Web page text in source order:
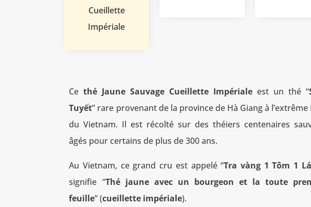
Cueillette
Impériale
Cethé Jaune Sauvage Cueillette Impériale est un thé “
Tuyết” rare provenant de la province de Hà Giang à l’extrême
du Vietnam. Il est récolté sur des théiers centenaires
âgés pour certains de plus de 300 ans.
Au Vietnam, ce grand cru est appelé “Tra vàng 1 Tôm 1 Lá
signifie “Thé jaune avec un bourgeon et la toute
feuille” (cueillette impériale).